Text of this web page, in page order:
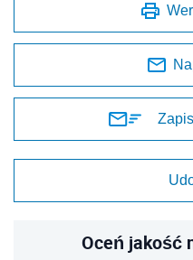
Oceń jakość